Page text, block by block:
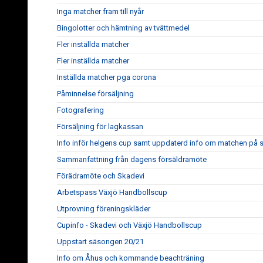
Inga matcher fram till nyår
Bingolotter och hämtning av tvättmedel
Fler inställda matcher
Fler inställda matcher
Inställda matcher pga corona
Påminnelse försäljning
Fotografering
Försäljning för lagkassan
Info inför helgens cup samt uppdaterd info om matchen på
Sammanfattning från dagens försäldramöte
Förädramöte och Skadevi
Arbetspass Växjö Handbollscup
Utprovning föreningskläder
Cupinfo - Skadevi och Växjö Handbollscup
Uppstart säsongen 20/21
Info om Åhus och kommande beachträning